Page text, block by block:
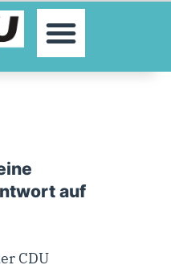
auf
CDU